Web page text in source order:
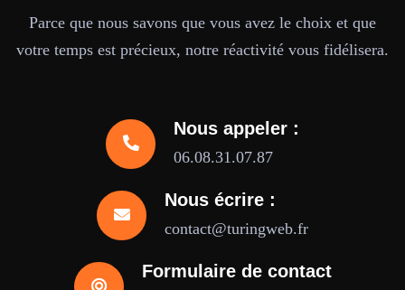
Parce que nous savons que vous avez le choix et que
votre temps est précieux, notre réactivité vous fidélisera.
Nous appeler :
06.08.31.07.87
Nous écrire :
contact@turingweb.fr
Formulaire de contact